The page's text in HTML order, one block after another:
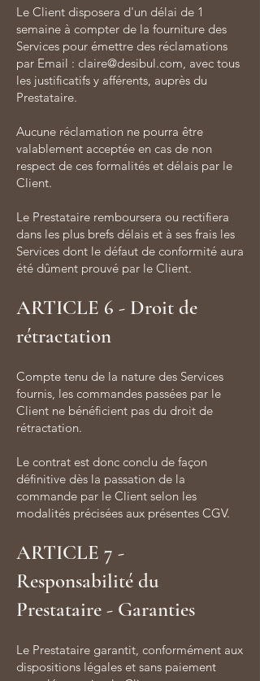
Le Client disposera d'un délai de 1
semaine à compter de la fourniture des
Services pour émettre des réclamations
par Email : claire@desibul.com, avec tous
les justificatifs y afférents, auprès du
Prestataire.
Aucune réclamation ne pourra être
valablement acceptée en cas de non
respect de ces formalités et délais par le
Client.
Le Prestataire remboursera ou rectifiera
dans les plus brefs délais et à ses frais les
Services dont le défaut de conformité aura
été dûment prouvé par le Client.
ARTICLE 6 - Droit de
rétractation
Compte tenu de la nature des Services
fournis, les commandes passées par le
Client ne bénéficient pas du droit de
rétractation.
Le contrat est donc conclu de façon
définitive dès la passation de la
commande par le Client selon les
modalités précisées aux présentes CGV.
ARTICLE 7 -
Responsabilité du
Prestataire - Garanties
Le Prestataire garantit, conformément aux
dispositions légales et sans paiement